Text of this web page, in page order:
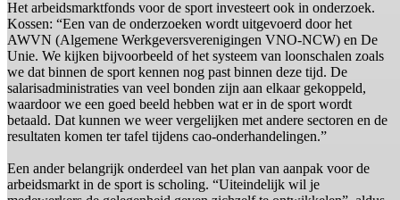
Het arbeidsmarktfonds voor de sport investeert ook in onderzoek.
Kossen: “Een van de onderzoeken wordt uitgevoerd door het
AWVN (Algemene Werkgeversverenigingen VNO-NCW) en De
Unie. We kijken bijvoorbeeld of het systeem van loonschalen zoals
we dat binnen de sport kennen nog past binnen deze tijd. De
salarisadministraties van veel bonden zijn aan elkaar gekoppeld,
waardoor we een goed beeld hebben wat er in de sport wordt
betaald. Dat kunnen we weer vergelijken met andere sectoren en de
resultaten komen ter tafel tijdens cao-onderhandelingen.”
Een ander belangrijk onderdeel van het plan van aanpak voor de
arbeidsmarkt in de sport is scholing. “Uiteindelijk wil je